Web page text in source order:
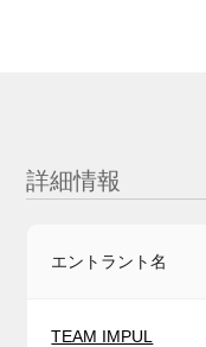
詳細情報
エントラント名
TEAM IMPUL